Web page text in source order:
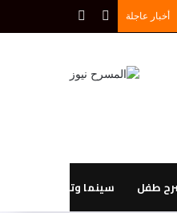
أخبار عاجلة إضافة عمود جانبي
طفل سينما وتليفزيون